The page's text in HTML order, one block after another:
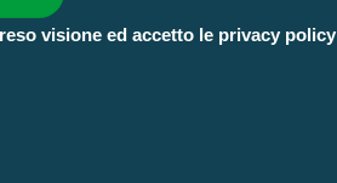
visione ed accetto le privacy policy